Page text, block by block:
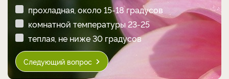
прохладная, около 15-18 градусов
комнатной температуры 23-25
теплая, не ниже 30 градусов
Следующий вопрос